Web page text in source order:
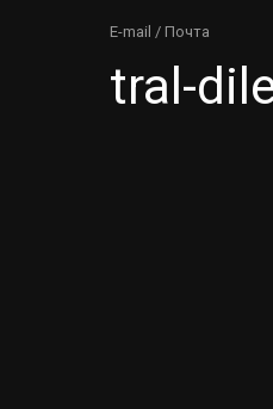
E-mail / Почта
tral-